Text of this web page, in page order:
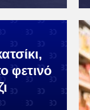
φετινό